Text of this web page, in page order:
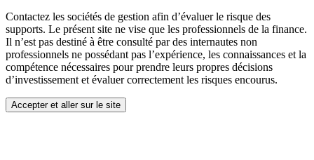
Contactez les sociétés de gestion afin d’évaluer le risque des
supports. Le présent site ne vise que les professionnels de la finance.
Il n’est pas destiné à être consulté par des internautes non
professionnels ne possédant pas l’expérience, les connaissances et la
compétence nécessaires pour prendre leurs propres décisions
d’investissement et évaluer correctement les risques encourus.
Accepter et aller sur le site